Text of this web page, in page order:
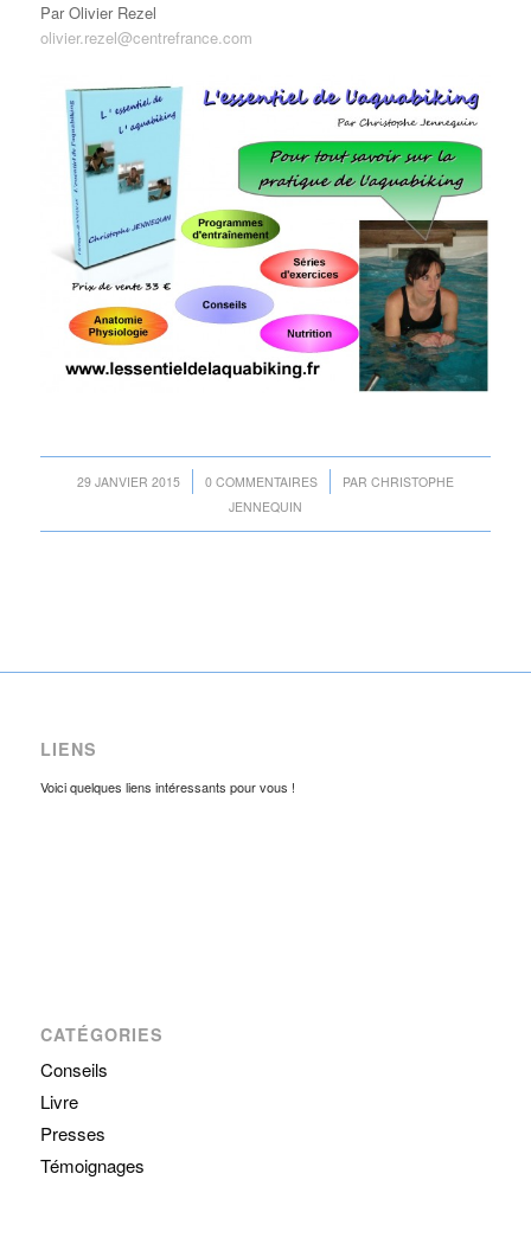
Par Olivier Rezel
olivier.rezel@centrefrance.com
29 JANVIER 2015
/ 0 COMMENTAIRES
/ PAR CHRISTOPHE
JENNEQUIN
LIENS
Voici quelques liens intéressants pour vous !
CATÉGORIES
Conseils
Livre
Presses
Témoignages